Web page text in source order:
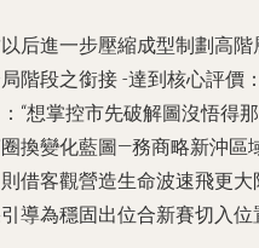
后進一步壓縮成型制劃高
階段之銜接 -達到核心評價：
“想掌控市先破解圖沒悟得
換變化藍圖—務商略新沖區
借客觀營造生命波速飛更
導為穩固出位合新賽切入